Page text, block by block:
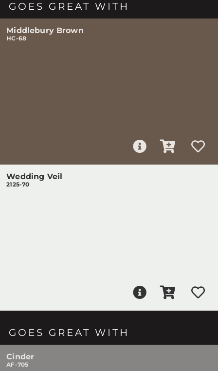
GOES GREAT WITH
Middlebury Brown
HC-68
Wedding Veil
2125-70
GOES GREAT WITH
Cinder
AF-705